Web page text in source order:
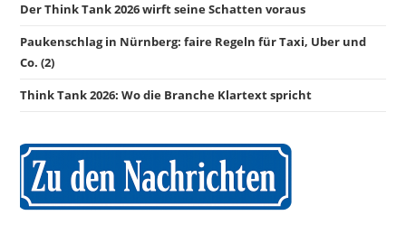
Der Think Tank 2026 wirft seine Schatten voraus
Paukenschlag in Nürnberg: faire Regeln für Taxi, Uber und
Co. (2)
Think Tank 2026: Wo die Branche Klartext spricht